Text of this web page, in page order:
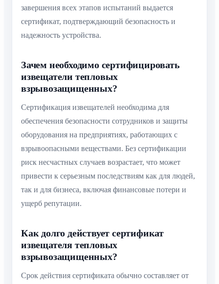
завершения всех этапов испытаний выдается
сертификат, подтверждающий безопасность и
надежность устройства.
Зачем необходимо сертифицировать
извещатели тепловых
взрывозащищенных?
Сертификация извещателей необходима для
обеспечения безопасности сотрудников и защиты
оборудования на предприятиях, работающих с
взрывоопасными веществами. Без сертификации
риск несчастных случаев возрастает, что может
привести к серьезным последствиям как для людей,
так и для бизнеса, включая финансовые потери и
ущерб репутации.
Как долго действует сертификат
извещателя тепловых
взрывозащищенных?
Срок действия сертификата обычно составляет от